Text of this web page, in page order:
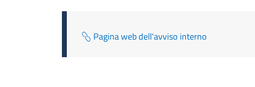
Pagina web dell'avviso interno